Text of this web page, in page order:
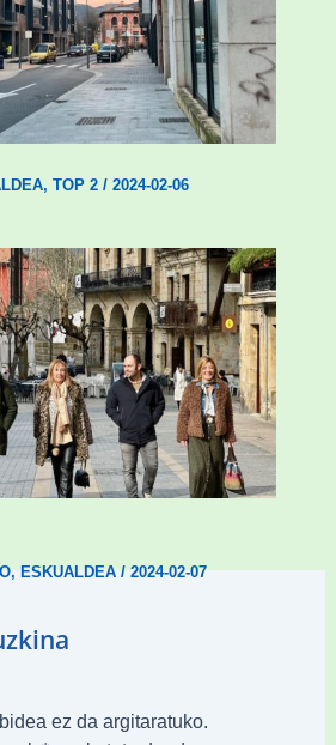
tasatuei buruzko lehen
du Durangok
, TOP 2/ 2024-02-06
gizarte-langileak
du Abadiñon eta
,ESKUALDEA/2024-02-07
ez da argitaratuko.